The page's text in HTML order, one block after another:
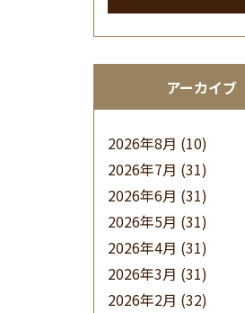
アーカイブ
2026年8月 (10)
2026年7月 (31)
2026年6月 (31)
2026年5月 (31)
2026年4月 (31)
2026年3月 (31)
2026年2月 (32)